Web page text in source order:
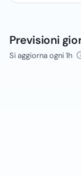
Previsioni
Si aggiorna ogni 1h